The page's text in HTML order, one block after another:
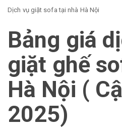
Dịch vụ giặt sofa tại nhà Hà Nội
Bảng giá
giặt ghế
Hà Nội (
2025)